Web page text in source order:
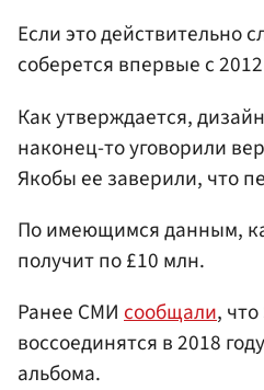
Если это действительно
соберется впервые с
Как утверждается,
наконец-то уговорили
Якобы ее заверили, что
По имеющимся данным,
получит по £10 млн.
Ранее СМИ сообщали,
воссоединятся в 2018
альбома.